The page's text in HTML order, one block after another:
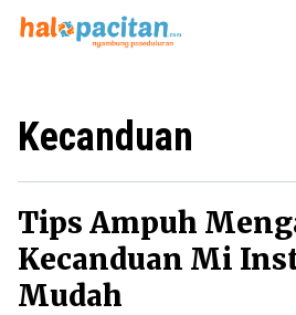
Home
Kecanduan
Tips Ampuh
Kecanduan Mi
Mudah